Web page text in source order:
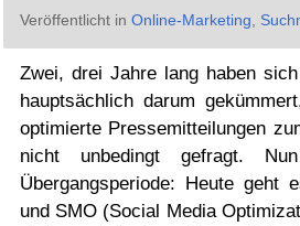
Veröffentlicht in Online-Marketing
Zwei, drei Jahre lang haben
hauptsächlich darum
optimierte Pressemitteilungen
nicht unbedingt gefragt.
Übergangsperiode: Heute geht
und SMO (Social Media